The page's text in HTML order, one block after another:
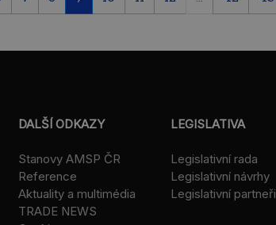
DALŠÍ ODKAZY
Stanovy AMSP ČR
Reference
Aktuality a multimédia
TRADE NEWS
LEGISLATIVA
Legislativní rada
Legislativní návrhy
Legislativní partneři